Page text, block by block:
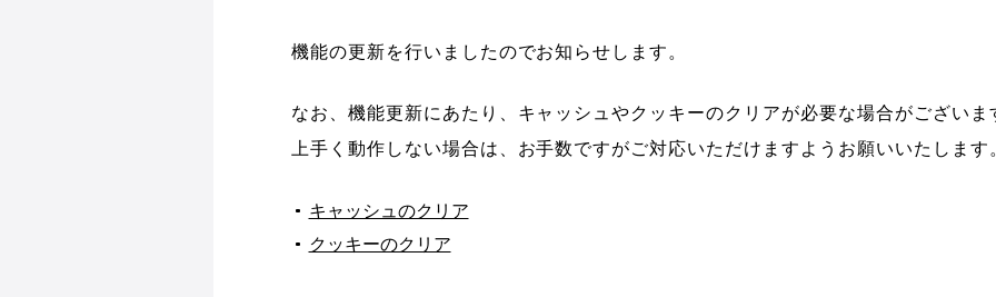
機能の更新を行いましたのでお知らせします。
なお、機能更新にあたり、キャッシュやクッキーのクリアが必要な場合がございま
上手く動作しない場合は、お手数ですがご対応いただけますようお願いいたします
キャッシュのクリア
クッキーのクリア